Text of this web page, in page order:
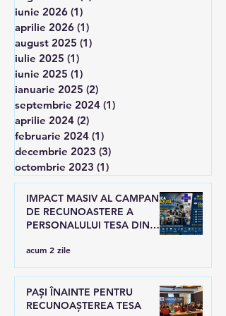
iunie 2026 (1)
aprilie 2026 (1)
august 2025 (1)
iulie 2025 (1)
iunie 2025 (1)
ianuarie 2025 (2)
septembrie 2024 (1)
aprilie 2024 (2)
februarie 2024 (1)
decembrie 2023 (3)
octombrie 2023 (1)
IMPACT MASIV AL CAMPANIEI
DE RECUNOASTERE A
PERSONALULUI TESA DIN
acum 2 zile
PAȘI ÎNAINTE PENTRU
RECUNOAȘTEREA TESA